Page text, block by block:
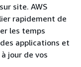
site. AWS
rapidement de
les temps
applications et
jour de vos